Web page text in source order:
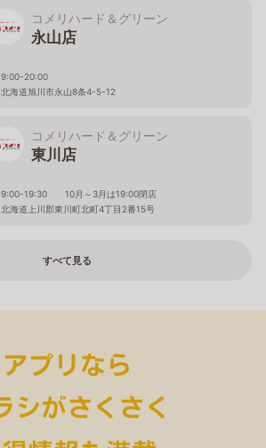
コメリハード＆グリーン
永山店
9:00-20:00
北海道旭川市永山8条4-5-12
コメリハード＆グリーン
東川店
9:00-19:30 10月～3月は19:00閉店
北海道上川郡東川町北町4丁目2番15号
すべて見る